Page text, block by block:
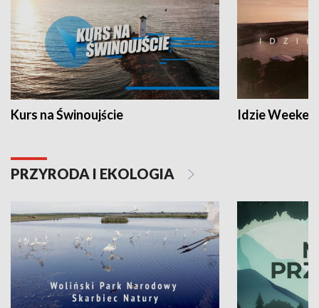
Kurs na Świnoujście Idzie
PRZYRODA I EKOLOGIA